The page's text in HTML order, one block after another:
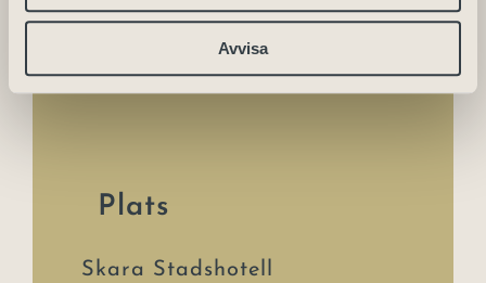
Avvisa
Plats
Skara Stadshotell